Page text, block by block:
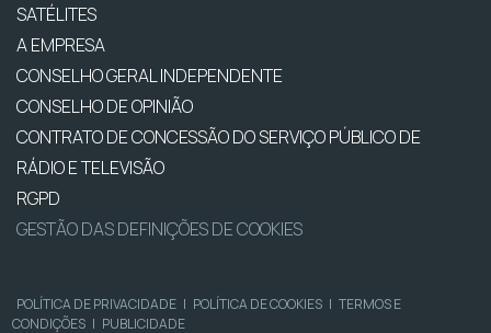
SATÉLITES
A EMPRESA
CONSELHO GERAL INDEPENDENTE
CONSELHO DE OPINIÃO
CONTRATO DE CONCESSÃO DO SERVIÇO PÚBLICO DE
RÁDIO E TELEVISÃO
RGPD
GESTÃO DAS DEFINIÇÕES DE COOKIES
POLÍTICA DE PRIVACIDADE | POLÍTICA DE COOKIES | TERMOS E
CONDIÇÕES | PUBLICIDADE